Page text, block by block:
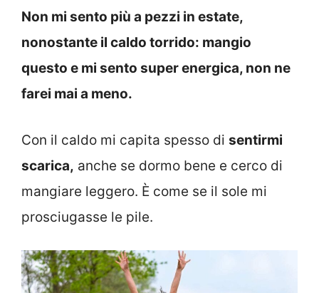
Non mi sento più a pezzi in estate,
nonostante il caldo torrido: mangio
questo e mi sento super energica, non ne
farei mai a meno.
Con il caldo mi capita spesso di sentirmi
scarica, anche se dormo bene e cerco di
mangiare leggero. È come se il sole mi
prosciugasse le pile.